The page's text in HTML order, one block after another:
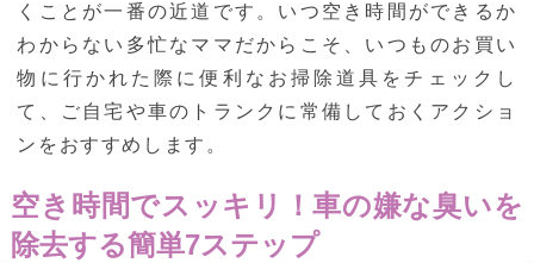
くことが一番の近道です。いつ空き時間ができるか
わからない多忙なママだからこそ、いつものお買い
物に行かれた際に便利なお掃除道具をチェックし
て、ご自宅や車のトランクに常備しておくアクショ
ンをおすすめします。
空き時間でスッキリ！車の嫌な臭いを
除去する簡単7ステップ